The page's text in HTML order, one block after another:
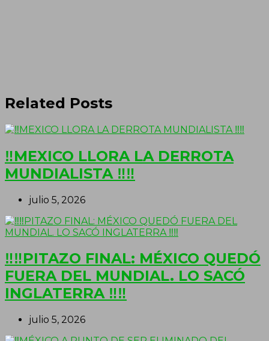
Related Posts
‼MEXICO LLORA LA DERROTA
MUNDIALISTA ‼‼
julio 5, 2026
‼‼PITAZO FINAL: MÉXICO QUEDÓ
FUERA DEL MUNDIAL. LO SACÓ
INGLATERRA ‼‼
julio 5, 2026